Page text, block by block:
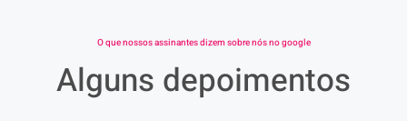
O que nossos assinantes dizem sobre nós no google
Alguns depoimentos